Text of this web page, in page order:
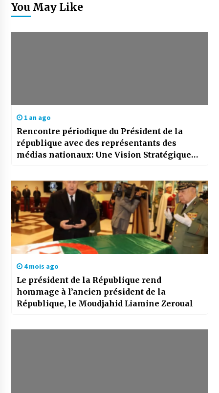
You May Like
1 an ago
Rencontre périodique du Président de la
république avec des représentants des
médias nationaux: Une Vision Stratégique
4 mois ago
Le président de la République rend
hommage à l’ancien président de la
République, le Moudjahid Liamine Zeroual